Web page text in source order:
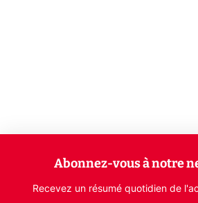
Abonnez-vous à notre
Recevez un résumé quotidien de